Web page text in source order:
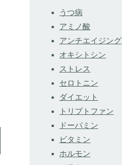
うつ病
アミノ酸
アンチエイジング
オキシトシン
ストレス
セロトニン
ダイエット
トリプトファン
ドーパミン
ビタミン
ホルモン